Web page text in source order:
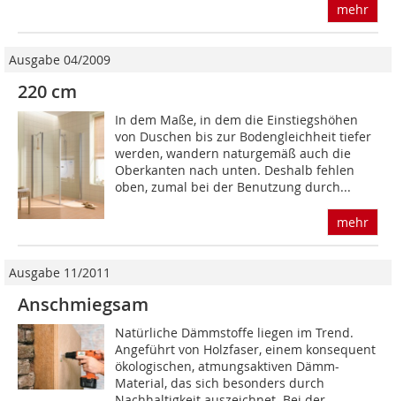
mehr
Ausgabe 04/2009
220 cm
In dem Maße, in dem die Einstiegshöhen
von Duschen bis zur Boden­gleichheit tiefer
werden, wandern naturgemäß auch die
Oberkanten nach unten. Deshalb fehlen
oben, zumal bei der Benutzung durch...
mehr
Ausgabe 11/2011
Anschmiegsam
Natürliche Dämmstoffe liegen im Trend.
Angeführt von Holzfaser, einem konsequent
ökologischen, atmungsaktiven Dämm-
Material, das sich besonders durch